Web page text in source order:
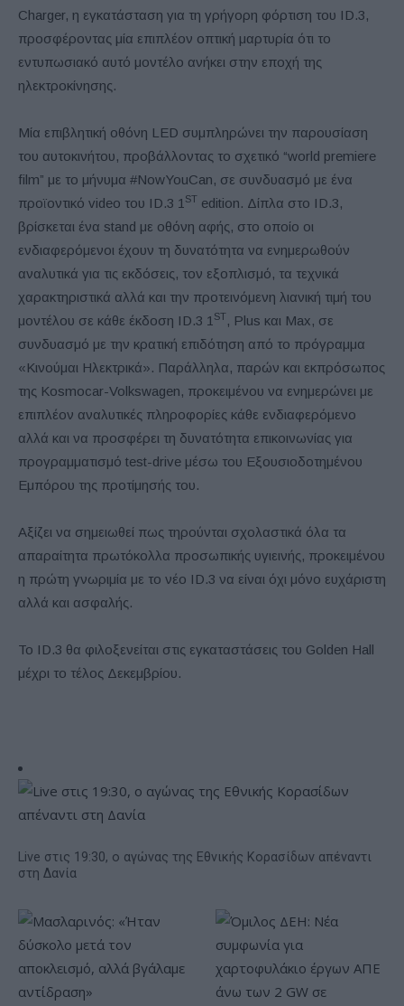
Charger, η εγκατάσταση για τη γρήγορη φόρτιση του ID.3,
προσφέροντας μία επιπλέον οπτική μαρτυρία ότι το
εντυπωσιακό αυτό μοντέλο ανήκει στην εποχή της
ηλεκτροκίνησης.
Μία επιβλητική οθόνη LED συμπληρώνει την παρουσίαση
του αυτοκινήτου, προβάλλοντας το σχετικό “world premiere
film” με το μήνυμα #NowYouCan, σε συνδυασμό με ένα
προϊοντικό video του ID.3 1 ST edition. Δίπλα στο ID.3,
βρίσκεται ένα stand με οθόνη αφής, στο οποίο οι
ενδιαφερόμενοι έχουν τη δυνατότητα να ενημερωθούν
αναλυτικά για τις εκδόσεις, τον εξοπλισμό, τα τεχνικά
χαρακτηριστικά αλλά και την προτεινόμενη λιανική τιμή του
μοντέλου σε κάθε έκδοση ID.3 1 ST, Plus και Max, σε
συνδυασμό με την κρατική επιδότηση από το πρόγραμμα
«Κινούμαι Ηλεκτρικά». Παράλληλα, παρών και εκπρόσωπος
της Kosmocar-Volkswagen, προκειμένου να ενημερώνει με
επιπλέον αναλυτικές πληροφορίες κάθε ενδιαφερόμενο
αλλά και να προσφέρει τη δυνατότητα επικοινωνίας για
προγραμματισμό test-drive μέσω του Εξουσιοδοτημένου
Εμπόρου της προτίμησής του.
Aξίζει να σημειωθεί πως τηρούνται σχολαστικά όλα τα
απαραίτητα πρωτόκολλα προσωπικής υγιεινής, προκειμένου
η πρώτη γνωριμία με το νέο ID.3 να είναι όχι μόνο ευχάριστη
αλλά και ασφαλής.
Το ID.3 θα φιλοξενείται στις εγκαταστάσεις του Golden Hall
μέχρι το τέλος Δεκεμβρίου.
Live στις 19:30, ο αγώνας της Εθνικής Κορασίδων απέναντι
στη Δανία